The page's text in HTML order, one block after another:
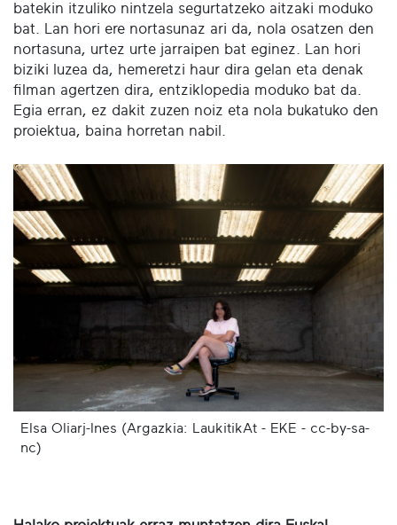
batekin itzuliko nintzela segurtatzeko aitzaki moduko
bat. Lan hori ere nortasunaz ari da, nola osatzen den
nortasuna, urtez urte jarraipen bat eginez. Lan hori
biziki luzea da, hemeretzi haur dira gelan eta denak
filman agertzen dira, entziklopedia moduko bat da.
Egia erran, ez dakit zuzen noiz eta nola bukatuko den
proiektua, baina horretan nabil.
Elsa Oliarj-Ines (Argazkia: LaukitikAt - EKE - cc-by-sa-
nc)